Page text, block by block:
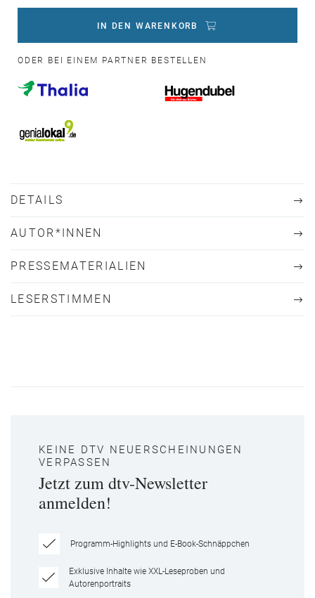
IN DEN WARENKORB
ODER BEI EINEM PARTNER BESTELLEN
DETAILS
AUTOR*INNEN
PRESSEMATERIALIEN
LESERSTIMMEN
KEINE DTV NEUERSCHEINUNGEN
VERPASSEN
Jetzt zum dtv-Newsletter
anmelden!
Programm-Highlights und E-Book-Schnäppchen
Exklusive Inhalte wie XXL-Leseproben und
Autorenportraits